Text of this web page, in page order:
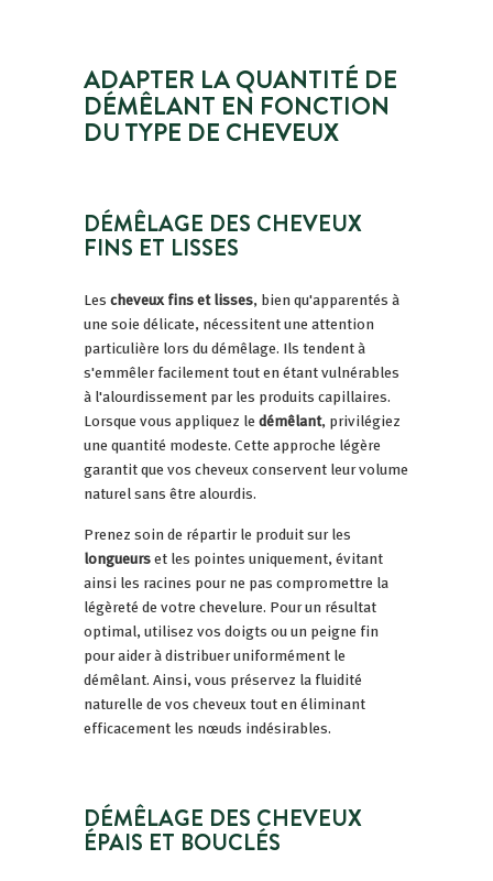
ADAPTER LA QUANTITÉ DE
DÉMÊLANT EN FONCTION
DU TYPE DE CHEVEUX
DÉMÊLAGE DES CHEVEUX
FINS ET LISSES
Lescheveux fins et lisses, bien qu'apparentés à
une soie délicate, nécessitent une attention
particulière lors du démêlage. Ils tendent à
s'emmêler facilement tout en étant vulnérables
à l'alourdissement par les produits capillaires.
Lorsque vous appliquez ledémêlant, privilégiez
une quantité modeste. Cette approche légère
garantit que vos cheveux conservent leur volume
naturel sans être alourdis.
Prenez soin de répartir le produit sur les
longueurset les pointes uniquement, évitant
ainsi les racines pour ne pas compromettre la
légèreté de votre chevelure. Pour un résultat
optimal, utilisez vos doigts ou un peigne fin
pour aider à distribuer uniformément le
démêlant. Ainsi, vous préservez la fluidité
naturelle de vos cheveux tout en éliminant
efficacement les nœuds indésirables.
DÉMÊLAGE DES CHEVEUX
ÉPAIS ET BOUCLÉS